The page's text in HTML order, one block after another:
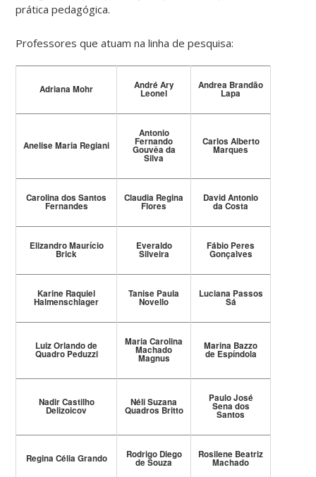
prática pedagógica.
Professores que atuam na linha de pesquisa:
Adriana Mohr André Ary
Leonel
Andrea Brandão
Lapa
Anelise Maria Regiani
Antonio
Fernando
Gouvêa da
Silva
Carlos Alberto
Marques
Carolina dos Santos
Fernandes
Claudia Regina
Flores
David Antonio
da Costa
Elizandro Maurício
Brick
Everaldo
Silveira
Fábio Peres
Gonçalves
Karine Raquiel
Halmenschlager
Tanise Paula
Novello
Luciana Passos
Sá
Luiz Orlando de
Quadro Peduzzi
Maria Carolina
Machado
Magnus
Marina Bazzo
de Espíndola
Nadir Castilho
Delizoicov
Néli Suzana
Quadros Britto
Paulo José
Sena dos
Santos
Regina Célia Grando Rodrigo Diego
de Souza
Rosilene Beatriz
Machado